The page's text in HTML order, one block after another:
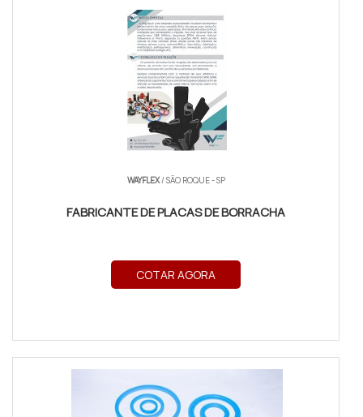
WAYFLEX/ SÃO ROQUE - SP
FABRICANTE DE PLACAS DE BORRACHA
COTAR AGORA